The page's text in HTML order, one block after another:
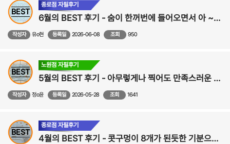
BEST
종로점 자필후기
6월의 BEST 후기 - 숨이 한꺼번에 들어오면서 아 ~내 코가 원래 이런 기능을 하는 기관이었구나 싶었습니다! - 코성형, 비중격만곡증,비염 수술후기
작성자 유o현 등록일 2026-06-08 조회 950
BEST
노원점 자필후기
5월의 BEST 후기 - 아무렇게나 찍어도 만족스러운 사진이 나와서 사진찍는 게 즐거워졌어요!-비중격만곡증,비염,비밸브,코수술 후기
작성자 정o윤 등록일 2026-05-28 조회 1641
BEST
종로점 자필후기
4월의 BEST 후기 - 콧구멍이 8개가 된듯한 기분으로 시원하게 지내고 있습니다. - 비중격,비염,비밸브,코성형 수술후기